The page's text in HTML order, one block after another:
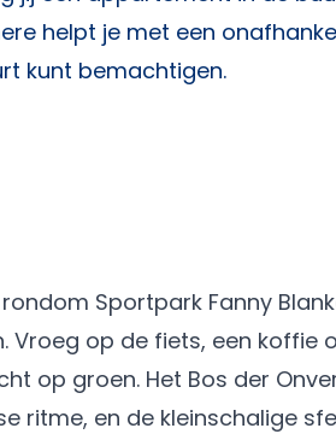
helpt je met een
kunt bemachtigen.
Sportpark Fanny
Vroeg op de fiets, een
op groen. Het Bos der
ritme, en de kleinschalige